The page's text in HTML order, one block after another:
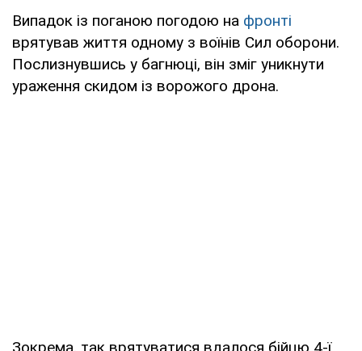
Випадок із поганою погодою на фронті
врятував життя одному з воїнів Сил оборони.
Послизнувшись у багнюці, він зміг уникнути
ураження скидом із ворожого дрона.
Зокрема, так врятуватися вдалося бійцю 4-ї